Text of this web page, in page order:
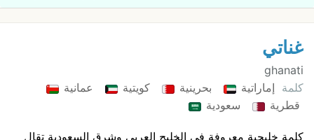
غناتي
ghanati
كلمة إماراتية بحرينية كويتية
عمانية
قطرية
سعودية
كلمة خليجية معروفة في الخليج العربي وشرق السعودية تقال